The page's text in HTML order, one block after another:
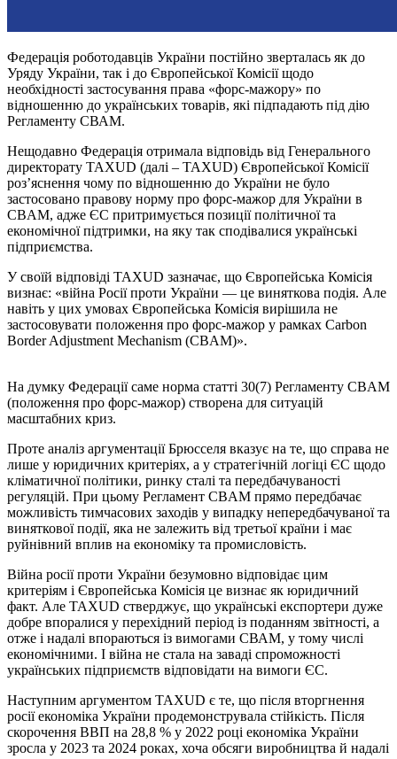
Федерація роботодавців України постійно зверталась як до
Уряду України, так і до Європейської Комісії щодо
необхідності застосування права «форс-мажору» по
відношенню до українських товарів, які підпадають під дію
Регламенту СВАМ.
Нещодавно Федерація отримала відповідь від Генерального
директорату TAXUD (далі – TAXUD) Європейської Комісії
роз’яснення чому по відношенню до України не було
застосовано правову норму про форс-мажор для України в
CBAM, адже ЄС притримується позиції політичної та
економічної підтримки, на яку так сподівалися українські
підприємства.
У своїй відповіді TAXUD зазначає, що Європейська Комісія
визнає: «війна Росії проти України — це виняткова подія. Але
навіть у цих умовах Європейська Комісія вирішила не
застосовувати положення про форс-мажор у рамках Carbon
Border Adjustment Mechanism (CBAM)».
На думку Федерації саме норма статті 30(7) Регламенту CBAM
(положення про форс-мажор) створена для ситуацій
масштабних криз.
Проте аналіз аргументації Брюсселя вказує на те, що справа не
лише у юридичних критеріях, а у стратегічній логіці ЄС щодо
кліматичної політики, ринку сталі та передбачуваності
регуляцій. При цьому Регламент CBAM прямо передбачає
можливість тимчасових заходів у випадку непередбачуваної та
виняткової події, яка не залежить від третьої країни і має
руйнівний вплив на економіку та промисловість.
Війна росії проти України безумовно відповідає цим
критеріям і Європейська Комісія це визнає як юридичний
факт. Але TAXUD стверджує, що українські експортери дуже
добре впоралися у перехідний період із поданням звітності, а
отже і надалі впораються із вимогами СВАМ, у тому числі
економічними. І війна не стала на заваді спроможності
українських підприємств відповідати на вимоги ЄС.
Наступним аргументом TAXUD є те, що після вторгнення
росії економіка України продемонструвала стійкість. Після
скорочення ВВП на 28,8 % у 2022 році економіка України
зросла у 2023 та 2024 роках, хоча обсяги виробництва й надалі